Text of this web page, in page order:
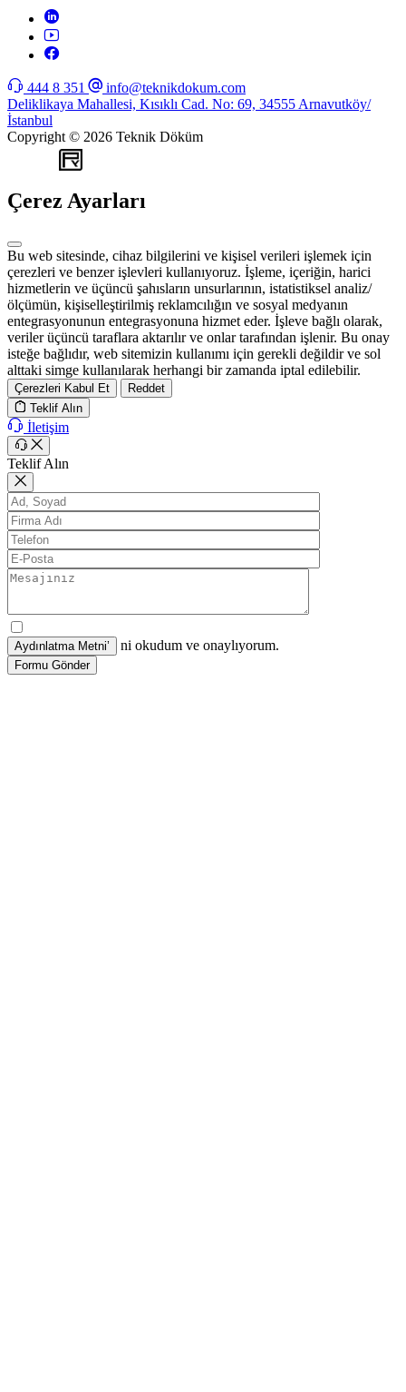
444 8 351
info@teknikdokum.com
Deliklikaya Mahallesi, Kısıklı Cad. No: 69, 34555 Arnavutköy/
İstanbul
Copyright © 2026 Teknik Döküm
Çerez Ayarları
Bu web sitesinde, cihaz bilgilerini ve kişisel verileri işlemek için
çerezleri ve benzer işlevleri kullanıyoruz. İşleme, içeriğin, harici
hizmetlerin ve üçüncü şahısların unsurlarının, istatistiksel analiz/
ölçümün, kişiselleştirilmiş reklamcılığın ve sosyal medyanın
entegrasyonunun entegrasyonuna hizmet eder. İşleve bağlı olarak,
veriler üçüncü taraflara aktarılır ve onlar tarafından işlenir. Bu onay
isteğe bağlıdır, web sitemizin kullanımı için gerekli değildir ve sol
alttaki simge kullanılarak herhangi bir zamanda iptal edilebilir.
Çerezleri Kabul Et
Reddet
Teklif Alın
İletişim
Teklif Alın
ni okudum ve onaylıyorum.
Formu Gönder